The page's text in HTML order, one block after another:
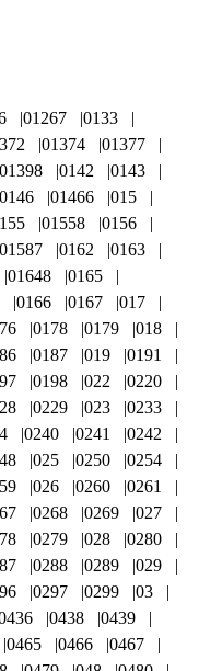
01267
0133
01374
01377
01398 0142
0143
0146 01466
015
01558
0156
01587 0162
0163
01648
0165
0166 0167
017
0178 0179
018
0187 019
0191
0198 022
0220
0229 023
0233
0240 0241
0242
025 0250
0254
026 0260
0261
0268 0269
027
0279 028
0280
0288 0289
029
0297 0299
03
0438
0439
0465 0466
0467